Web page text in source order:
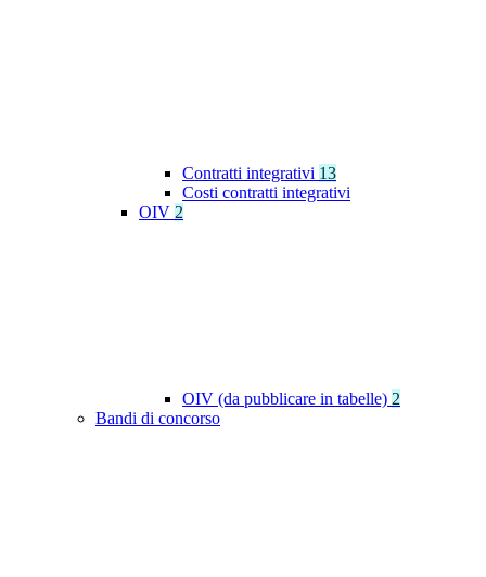
Contratti integrativi 13
Costi contratti integrativi
OIV 2
OIV (da pubblicare in tabelle) 2
Bandi di concorso